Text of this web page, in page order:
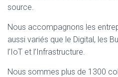
source.
Nous accompagnons les
aussi variés que le Digital, les
l’IoT et l’Infrastructure.
Nous sommes plus de 1300